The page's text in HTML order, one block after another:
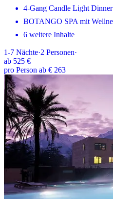
4-Gang Candle Light Dinner
BOTANGO SPA mit
6 weitere Inhalte
1-7 Nächte·2 Personen·
ab 525 €
pro Person ab € 263